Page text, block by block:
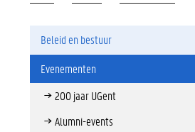
Beleid en bestuur
Evenementen
200 jaar UGent
Alumni-events